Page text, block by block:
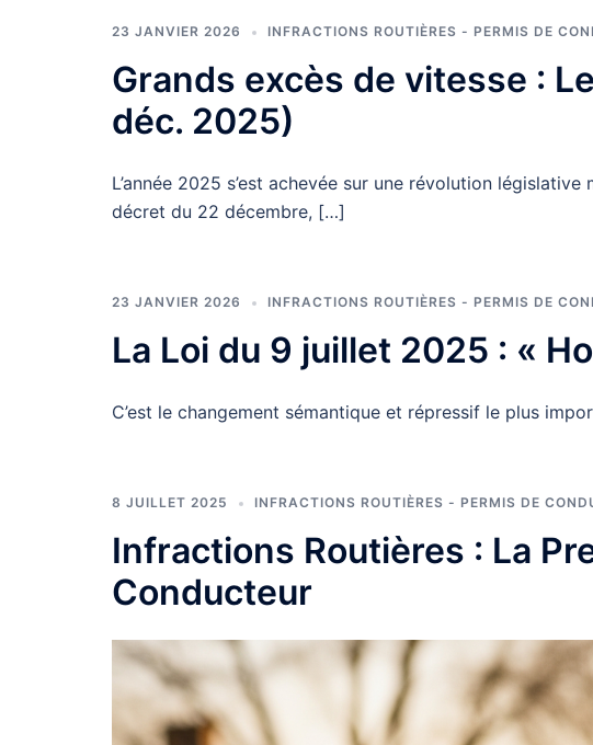
23 JANVIER 2026 INFRACTIONS ROUTIÈRES - PERMIS DE
Grands excès de vitesse :
déc. 2025)
L’année 2025 s’est achevée sur une révolution
décret du 22 décembre, […]
23 JANVIER 2026 INFRACTIONS ROUTIÈRES - PERMIS DE
La Loi du 9 juillet 2025 : «
C’est le changement sémantique et répressif le plus
8 JUILLET 2025 INFRACTIONS ROUTIÈRES - PERMIS DE
Infractions Routières : La
Conducteur